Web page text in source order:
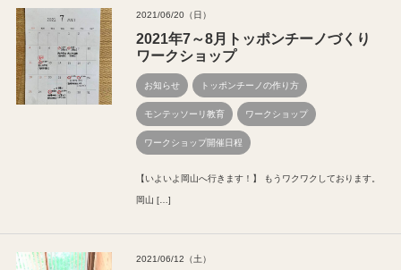
2021/06/20（日）
2021年7～8月トッポンチーノづくり
ワークショップ
お知らせ トッポンチーノの作り方
モンテッソーリ教育 ワークショップ
ワークショップ開催日程
【いよいよ岡山へ行きます！】 もうワクワクしております。
岡山 […]
2021/06/12（土）